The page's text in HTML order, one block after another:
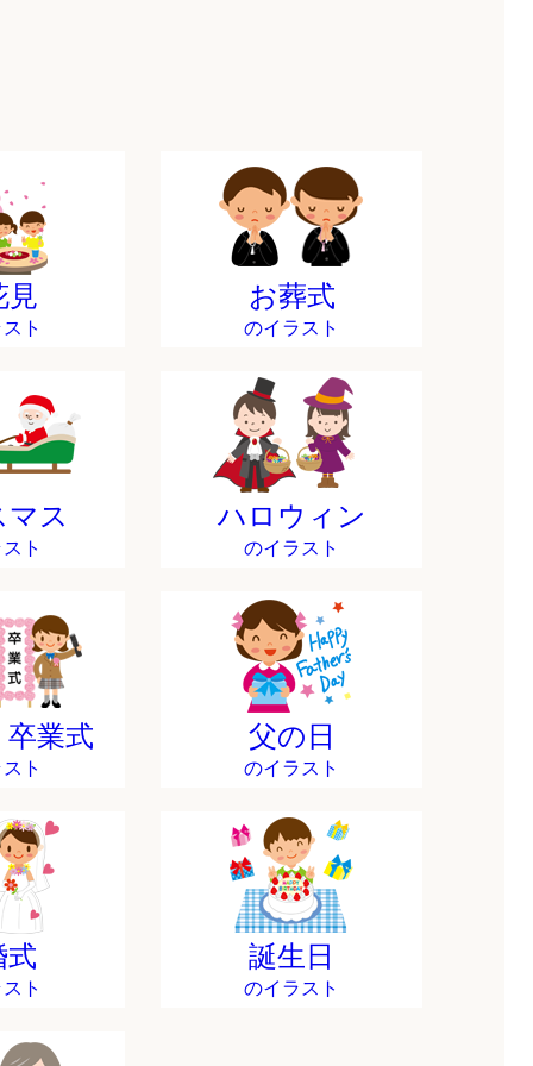
見
ト
お葬式
のイラスト
ス
ト
ハロウィン
のイラスト
卒業式
ト
父の日
のイラスト
式
ト
誕生日
のイラスト